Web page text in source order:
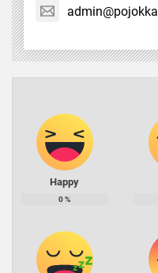
Happy
0%